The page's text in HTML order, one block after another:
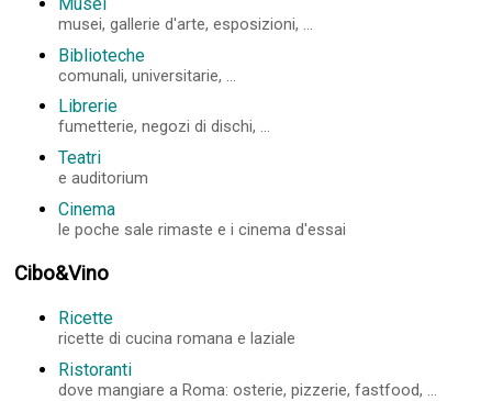
musei, gallerie d'arte, esposizioni, ...
Biblioteche
comunali, universitarie, ...
Librerie
fumetterie, negozi di dischi, ...
Teatri
e auditorium
Cinema
le poche sale rimaste e i cinema d'essai
Cibo&Vino
Ricette
ricette di cucina romana e laziale
Ristoranti
dove mangiare a Roma: osterie, pizzerie, fastfood, ...